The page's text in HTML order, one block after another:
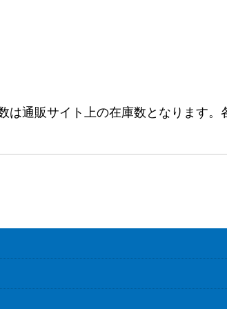
は通販サイト上の在庫数となります。